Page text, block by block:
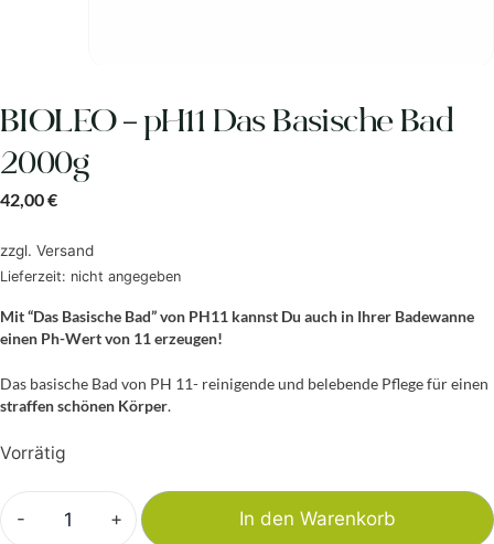
BIOLEO – pH11 Das Basische Bad
2000g
42,00€
zzgl. Versand
Lieferzeit: nicht angegeben
Mit “Das Basische Bad” von PH11 kannst Du auch in Ihrer Badewanne
einen Ph-Wert von 11 erzeugen!
Das basische Bad von PH 11- reinigende und belebende Pflege für einen
straffen schönen Körper.
Vorrätig
-
BIOLEO
+ In den Warenkorb